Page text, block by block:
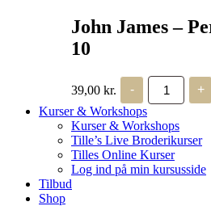
John James –
10
39,00 kr. -
John
James
-
Perlenåle
Krumme
10
antal
+
Kurser & Workshops
Kurser & Workshops
Tille’s Live Broderikurser
Tilles Online Kurser
Log ind på min kursusside
Tilbud
Shop